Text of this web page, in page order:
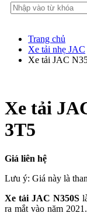
Trang chủ
Xe tải nhẹ JAC
Xe tải JAC
Xe tải
3T5
Giá liên hệ
Lưu ý: Giá này là
Xe tải JAC N350S
ra mắt vào năm